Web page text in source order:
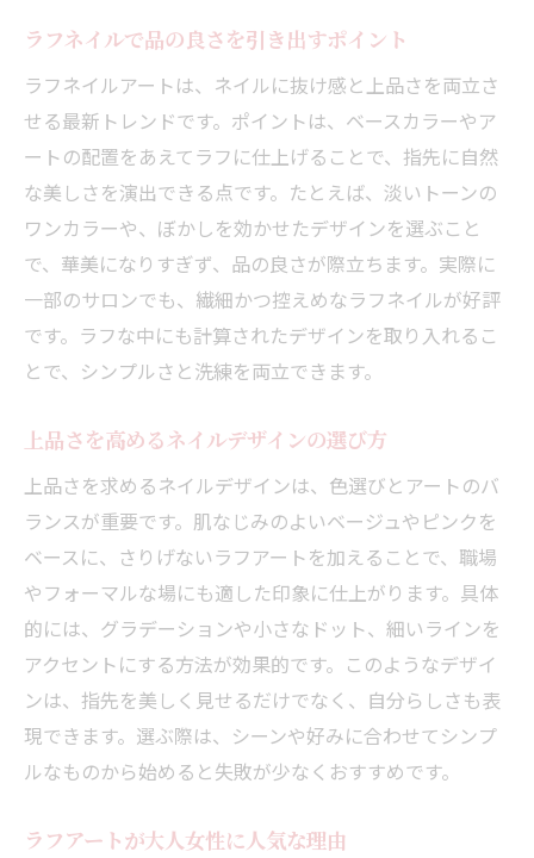
ラフネイルで品の良さを引き出すポイント
ラフネイルアートは、ネイルに抜け感と上品さを両立さ
せる最新トレンドです。ポイントは、ベースカラーやア
ートの配置をあえてラフに仕上げることで、指先に自然
な美しさを演出できる点です。たとえば、淡いトーンの
ワンカラーや、ぼかしを効かせたデザインを選ぶこと
で、華美になりすぎず、品の良さが際立ちます。実際に
一部のサロンでも、繊細かつ控えめなラフネイルが好評
です。ラフな中にも計算されたデザインを取り入れるこ
とで、シンプルさと洗練を両立できます。
上品さを高めるネイルデザインの選び方
上品さを求めるネイルデザインは、色選びとアートのバ
ランスが重要です。肌なじみのよいベージュやピンクを
ベースに、さりげないラフアートを加えることで、職場
やフォーマルな場にも適した印象に仕上がります。具体
的には、グラデーションや小さなドット、細いラインを
アクセントにする方法が効果的です。このようなデザイ
ンは、指先を美しく見せるだけでなく、自分らしさも表
現できます。選ぶ際は、シーンや好みに合わせてシンプ
ルなものから始めると失敗が少なくおすすめです。
ラフアートが大人女性に人気な理由